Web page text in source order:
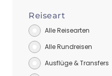
Reiseart
Alle Reisearten
Alle Rundreisen
Ausflüge & Transfers